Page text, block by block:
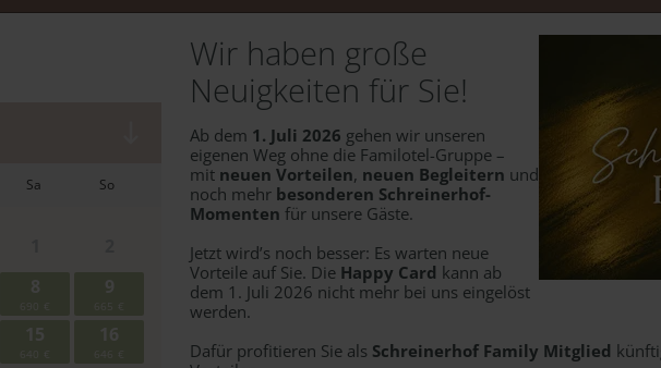
Wir haben große
Neuigkeiten für Sie!
Ab dem 1. Juli 2026 gehen wir unseren
eigenen Weg ohne die Familotel-Gruppe –
mit neuen Vorteilen, neuen Begleitern und
noch mehr besonderen Schreinerhof-
Momenten für unsere Gäste.
Jetzt wird’s noch besser: Es warten neue
Vorteile auf Sie. Die Happy Card kann ab
dem 1. Juli 2026 nicht mehr bei uns eingelöst
werden.
Dafür profitieren Sie als Schreinerhof Family Mitglied